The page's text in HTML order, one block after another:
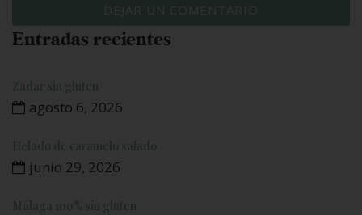
Entradas recientes
Zadar sin gluten
agosto 6, 2026
Helado de caramelo salado
junio 29, 2026
Málaga 100% sin gluten